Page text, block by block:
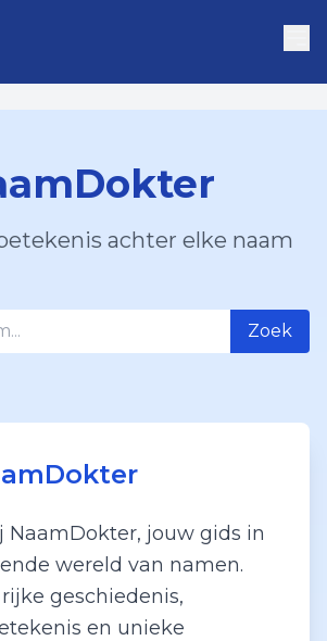
achter elke naam
Zoek
NaamDokter, jouw gids in
wereld van namen.
geschiedenis,
en unieke